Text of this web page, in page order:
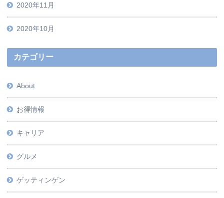
2020年11月
2020年10月
カテゴリー
About
お得情報
キャリア
グルメ
ゲッティンゲン